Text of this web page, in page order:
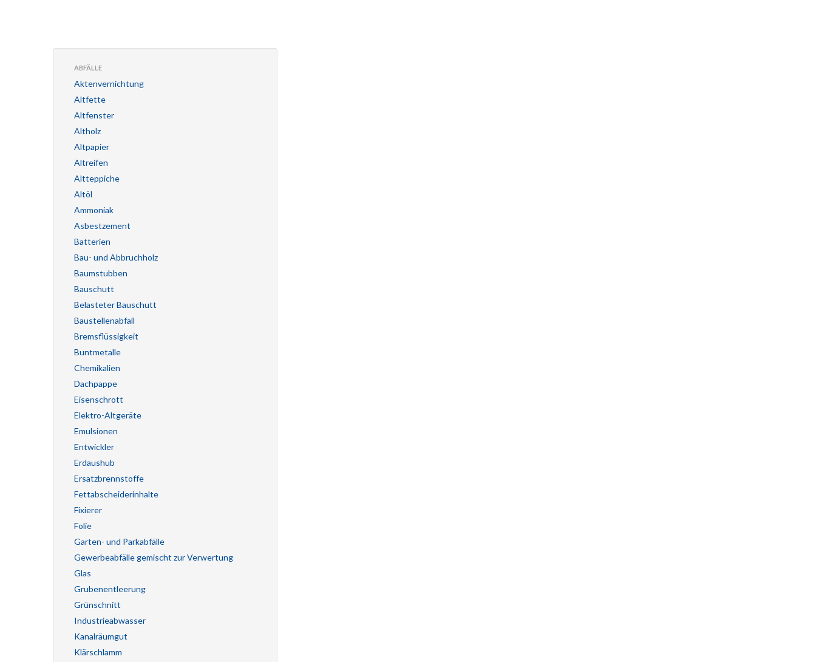
ABFÄLLE
Aktenvernichtung
Altfette
Altfenster
Altholz
Altpapier
Altreifen
Altteppiche
Altöl
Ammoniak
Asbestzement
Batterien
Bau- und Abbruchholz
Baumstubben
Bauschutt
Belasteter Bauschutt
Baustellenabfall
Bremsflüssigkeit
Buntmetalle
Chemikalien
Dachpappe
Eisenschrott
Elektro-Altgeräte
Emulsionen
Entwickler
Erdaushub
Ersatzbrennstoffe
Fettabscheiderinhalte
Fixierer
Folie
Garten- und Parkabfälle
Gewerbeabfälle gemischt zur Verwertung
Glas
Grubenentleerung
Grünschnitt
Industrieabwasser
Kanalräumgut
Klärschlamm